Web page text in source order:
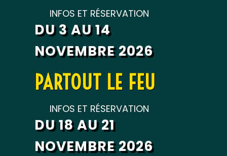
INFOS ET RÉSERVATION
DU 3 AU 14
NOVEMBRE 2026
PARTOUT LE FEU
INFOS ET RÉSERVATION
DU 18 AU 21
NOVEMBRE 2026